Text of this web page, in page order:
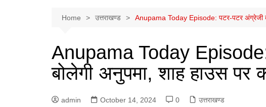
Home उत्तराखण्ड Anupama Today Episode: पटर-पटर अंग्रेजी
Anupama Today
बोलेगी अनुपमा, शाह हाउस पर
admin October 14, 2024 0 उत्तराखण्ड